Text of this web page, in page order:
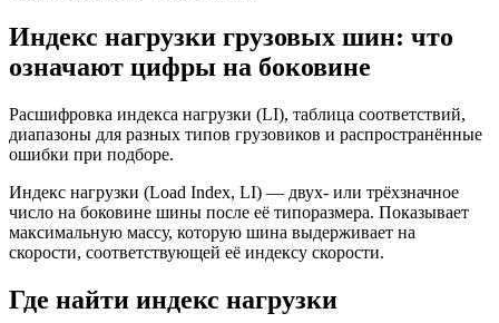
Индекс нагрузки грузовых шин: что
означают цифры на боковине
Расшифровка индекса нагрузки (LI), таблица соответствий,
диапазоны для разных типов грузовиков и распространённые
ошибки при подборе.
Индекс нагрузки (Load Index, LI) — двух- или трёхзначное
число на боковине шины после её типоразмера. Показывает
максимальную массу, которую шина выдерживает на
скорости, соответствующей её индексу скорости.
Где найти индекс нагрузки